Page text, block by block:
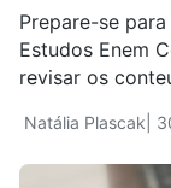
Natália Plascak |
Prepare-se
Estudos Enem
revisar os